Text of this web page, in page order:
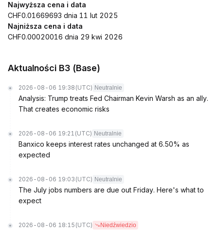
Najwyższa cena i data
CHF0.01669693 dnia 11 lut 2025
Najniższa cena i data
CHF0.00020016 dnia 29 kwi 2026
Aktualności B3 (Base)
2026-08-06 19:38 (UTC) Neutralnie
Analysis: Trump treats Fed Chairman Kevin Warsh as an ally.
That creates economic risks
2026-08-06 19:21 (UTC) Neutralnie
Banxico keeps interest rates unchanged at 6.50% as
expected
2026-08-06 19:03 (UTC) Neutralnie
The July jobs numbers are due out Friday. Here's what to
expect
2026-08-06 18:15 (UTC) Niedźwiedzio